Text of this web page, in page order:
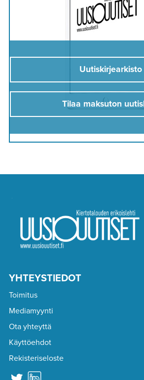
Uutiskirjearkisto
Tilaa maksuton
YHTEYSTIEDOT
Toimitus
Mediamyynti
Ota yhteyttä
Käyttöehdot
Rekisteriseloste